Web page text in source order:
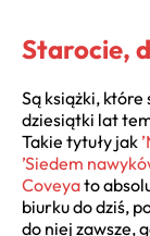
Starocie,
Są książki,
dziesiątki lat
Takie tytuły jak
’Siedem
Coveyato
biurku do dziś,
do niej zawsze,